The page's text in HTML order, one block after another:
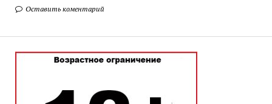
Оставить коментарий